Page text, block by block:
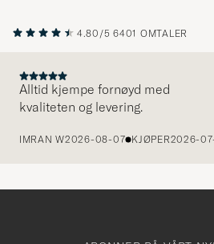
4.80/5 6401 OMTALER
Alltid kjempe fornøyd med
kvaliteten og levering.
IMRAN W2026-08-07 KJØPER2026-